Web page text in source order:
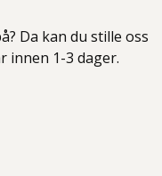
Da kan du stille oss
innen 1-3 dager.